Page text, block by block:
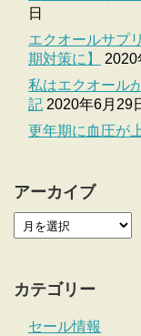
日
エクオールサプ
期対策に】
2020
私はエクオール
記 2020年6月29
更年期に血圧が
アーカイブ
カテゴリー
セール情報